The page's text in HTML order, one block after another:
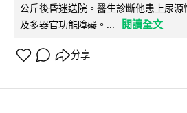
公斤後昏迷送院。醫生診斷他患上尿
及多器官功能障礙。...
閱讀全文
分享